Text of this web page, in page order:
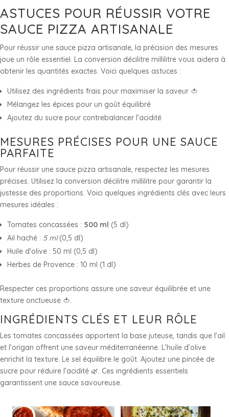
ASTUCES POUR RÉUSSIR VOTRE
SAUCE PIZZA ARTISANALE
Pour réussir une sauce pizza artisanale, la précision des mesures
joue un rôle essentiel. La conversion décilitre millilitre vous aidera à
obtenir les quantités exactes. Voici quelques astuces :
Utilisez des ingrédients frais pour maximiser la saveur 🍅
Mélangez les épices pour un goût équilibré
Ajoutez du sucre pour contrebalancer l’acidité
MESURES PRÉCISES POUR UNE SAUCE
PARFAITE
Pour réussir une sauce pizza artisanale, respectez les mesures
précises. Utilisez la conversion décilitre millilitre pour garantir la
justesse des proportions. Voici quelques ingrédients clés avec leurs
mesures idéales :
Tomates concassées : 500 ml (5 dl)
Ail haché : 5 ml(0,5 dl)
Huile d’olive : 50 ml (0,5 dl)
Herbes de Provence : 10 ml (1 dl)
Respecter ces proportions assure une saveur équilibrée et une
texture onctueuse 🍅.
INGRÉDIENTS CLÉS ET LEUR RÔLE
Les tomates concassées apportent la base juteuse, tandis que l’ail
et l’origan offrent une saveur méditerranéenne. L’huile d’olive
enrichit la texture. Le sel équilibre le goût. Ajoutez une pincée de
sucre pour réduire l’acidité 🌿. Ces ingrédients essentiels
garantissent une sauce savoureuse.